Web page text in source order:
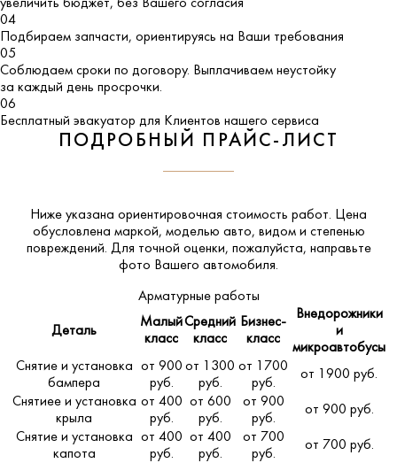
увеличить бюджет, без Вашего согласия
04
Подбираем запчасти, ориентируясь на Ваши требования
05
Соблюдаем сроки по договору. Выплачиваем неустойку
за каждый день просрочки.
06
Бесплатный эвакуатор для Клиентов нашего сервиса
ПОДРОБНЫЙ ПРАЙС-ЛИСТ
Ниже указана ориентировочная стоимость работ. Цена
обусловлена маркой, моделью авто, видом и степенью
повреждений. Для точной оценки, пожалуйста, направьте
фото Вашего автомобиля.
Арматурные работы
Деталь
Малый
класс
Средний
класс
Бизнес-
класс
Внедорожники
и
микроавтобусы
Снятие и установка
бампера
от 900
руб.
от 1300
руб.
от 1700
руб.
от 1900 руб.
Снятиее и установка
крыла
от 400
руб.
от 600
руб.
от 900
руб.
от 900 руб.
Снятие и установка
капота
от 400
руб.
от 400
руб.
от 700
руб.
от 700 руб.